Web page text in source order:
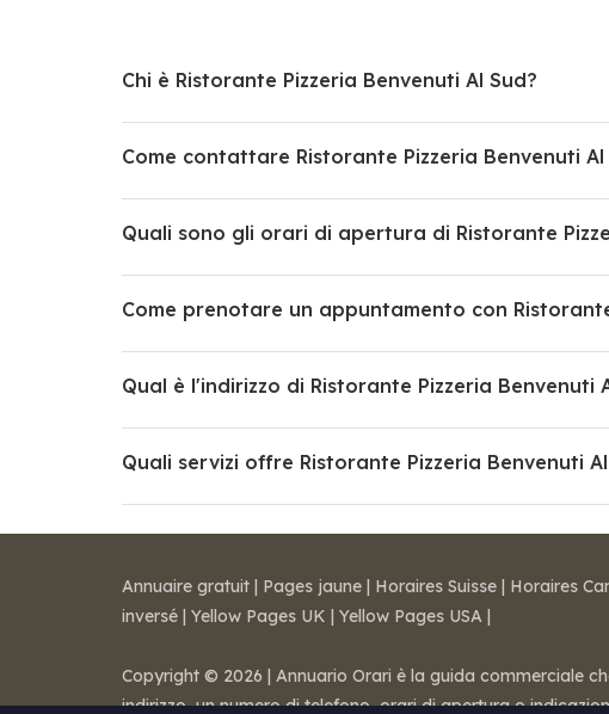
Chi è Ristorante Pizzeria Benvenuti Al Sud?
Come contattare Ristorante Pizzeria Benvenuti Al
Quali sono gli orari di apertura di Ristorante
Come prenotare un appuntamento con
Qual è l'indirizzo di Ristorante Pizzeria Benvenuti
Quali servizi offre Ristorante Pizzeria Benvenuti Al
Annuaire gratuit | Pages jaune | Horaires Suisse | Horaires
inversé | Yellow Pages UK | Yellow Pages USA |
Copyright © 2026 | Annuario Orari è la guida commerciale
indirizzo, un numero di telefono, orari di apertura o